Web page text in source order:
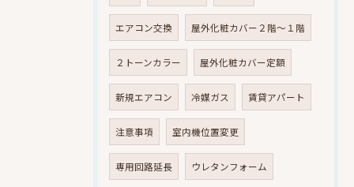
エアコン交換 屋外化粧カバー２階～１階
２トーンカラー 屋外化粧カバー定額
新規エアコン 冷媒ガス 賃貸アパート
注意事項 室内機位置変更
専用回路延長 ウレタンフォーム